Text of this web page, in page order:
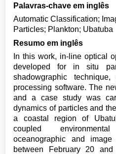
Palavras-chave em inglês
Automatic Classification;
Particles; Plankton; Ubatuba
Resumo em inglês
In this work, in-line optical
developed for in situ
shadowgraphic
processing software. The
and a case study was
dynamics of particles and
a coastal region of
coupled
oceanographic and
between February 20